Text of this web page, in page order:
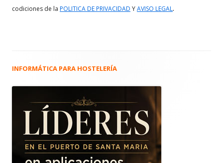
codiciones de la POLITICA DE PRIVACIDAD YAVISO LEGAL.
Barra
principal
INFORMÁTICA PARA HOSTELERÍA